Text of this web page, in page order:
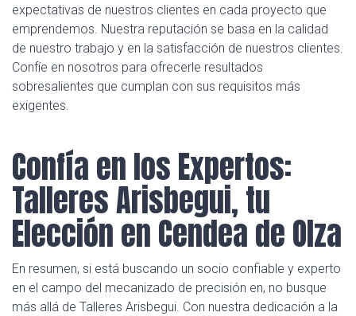
expectativas de nuestros clientes en cada proyecto que
emprendemos. Nuestra reputación se basa en la calidad
de nuestro trabajo y en la satisfacción de nuestros clientes.
Confíe en nosotros para ofrecerle resultados
sobresalientes que cumplan con sus requisitos más
exigentes.
Confía en los Expertos:
Talleres Arisbegui, tu
Elección en Cendea de Olza
En resumen, si está buscando un socio confiable y experto
en el campo del mecanizado de precisión en, no busque
más allá de Talleres Arisbegui. Con nuestra dedicación a la